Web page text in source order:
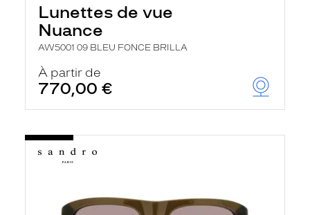
Lunettes de vue
Nuance
AW5001 09 BLEU FONCE BRILLA
À partir de
770,00 €